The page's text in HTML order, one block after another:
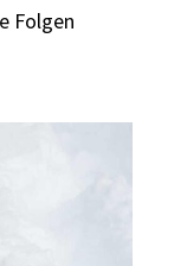
Folgen